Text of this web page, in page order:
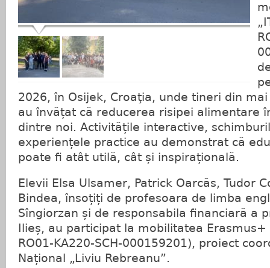
2026, în Osijek, Croaţia, unde tineri din
au învățat că reducerea risipei alimentare
dintre noi. Activitățile interactive,
experiențele practice au demonstrat că
poate fi atât utilă, cât și inspirațională.
Elevii Elsa Ulsamer, Patrick Oarcăs, Tudor
Bindea, însoțiți de profesoara de limba
Sîngiorzan și de responsabila financiară a
Ilieș, au participat la mobilitatea Erasmus+
RO01-KA220-SCH-000159201), proiect
Național „Liviu Rebreanu”.